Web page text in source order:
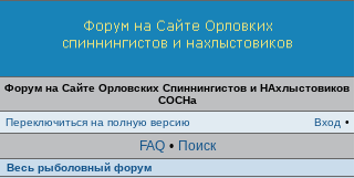
Форум на Сайте Орловских Спиннингистов и НАхлыстовиков
СОСНа
Переключиться на полную версию
Вход •
FAQ • Поиск
Весь рыболовный форум